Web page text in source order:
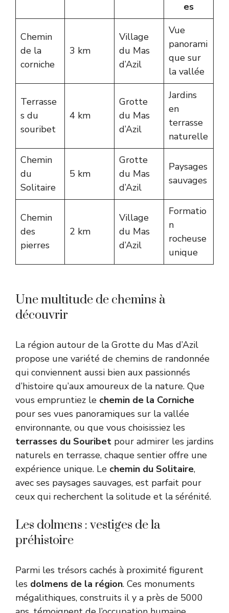
es
Chemin
de la
corniche
3 km
Village
du Mas
d’Azil
Vue
panorami
que sur
la vallée
Terrasse
s du
souribet
4 km
Grotte
du Mas
d’Azil
Jardins
en
terrasse
naturelle
Chemin
du
Solitaire
5 km
Grotte
du Mas
d’Azil
Paysages
sauvages
Chemin
des
pierres
2 km
Village
du Mas
d’Azil
Formatio
n
rocheuse
unique
Une multitude de chemins à
découvrir
La région autour de la Grotte du Mas d’Azil
propose une variété de chemins de randonnée
qui conviennent aussi bien aux passionnés
d’histoire qu’aux amoureux de la nature. Que
vous empruntiez le chemin de la Corniche
pour ses vues panoramiques sur la vallée
environnante, ou que vous choisissiez les
terrasses du Souribet pour admirer les jardins
naturels en terrasse, chaque sentier offre une
expérience unique. Le chemin du Solitaire,
avec ses paysages sauvages, est parfait pour
ceux qui recherchent la solitude et la sérénité.
Les dolmens : vestiges de la
préhistoire
Parmi les trésors cachés à proximité figurent
les dolmens de la région. Ces monuments
mégalithiques, construits il y a près de 5000